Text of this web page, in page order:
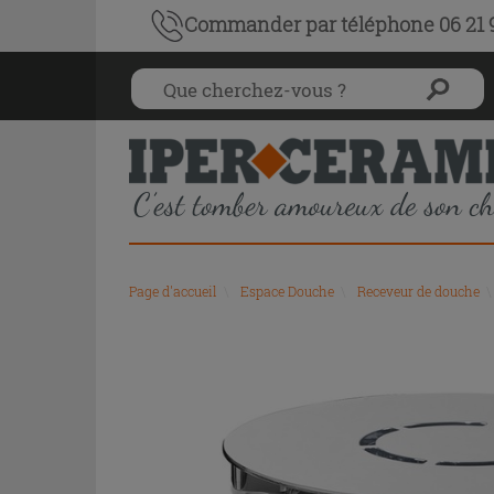
Commander par téléphone 06 21
Page d'accueil Espace Douche Receveur de douche